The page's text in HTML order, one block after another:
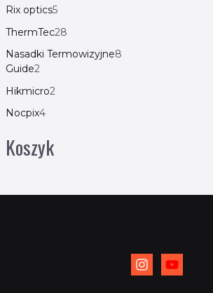
Rix optics5
ThermTec28
Nasadki Termowizyjne8
Guide2
Hikmicro2
Nocpix4
Koszyk